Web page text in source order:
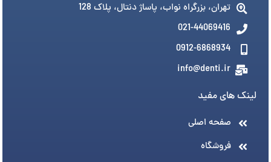
تهران، بزرگراه نواب، پاساژ دنتال، پلاک 128
021-44069416
0912-6868934
info@denti.ir
لینک های مفید
صفحه اصلی
فروشگاه